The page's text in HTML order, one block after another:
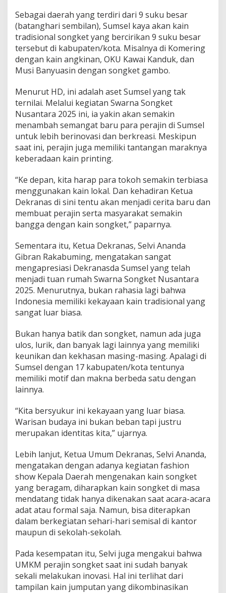
Sebagai daerah yang terdiri dari 9 suku besar
(batanghari sembilan), Sumsel kaya akan kain
tradisional songket yang bercirikan 9 suku besar
tersebut di kabupaten/kota. Misalnya di Komering
dengan kain angkinan, OKU Kawai Kanduk, dan
Musi Banyuasin dengan songket gambo.
Menurut HD, ini adalah aset Sumsel yang tak
ternilai. Melalui kegiatan Swarna Songket
Nusantara 2025 ini, ia yakin akan semakin
menambah semangat baru para perajin di Sumsel
untuk lebih berinovasi dan berkreasi. Meskipun
saat ini, perajin juga memiliki tantangan maraknya
keberadaan kain printing.
“Ke depan, kita harap para tokoh semakin terbiasa
menggunakan kain lokal. Dan kehadiran Ketua
Dekranas di sini tentu akan menjadi cerita baru dan
membuat perajin serta masyarakat semakin
bangga dengan kain songket,” paparnya.
Sementara itu, Ketua Dekranas, Selvi Ananda
Gibran Rakabuming, mengatakan sangat
mengapresiasi Dekranasda Sumsel yang telah
menjadi tuan rumah Swarna Songket Nusantara
2025. Menurutnya, bukan rahasia lagi bahwa
Indonesia memiliki kekayaan kain tradisional yang
sangat luar biasa.
Bukan hanya batik dan songket, namun ada juga
ulos, lurik, dan banyak lagi lainnya yang memiliki
keunikan dan kekhasan masing-masing. Apalagi di
Sumsel dengan 17 kabupaten/kota tentunya
memiliki motif dan makna berbeda satu dengan
lainnya.
“Kita bersyukur ini kekayaan yang luar biasa.
Warisan budaya ini bukan beban tapi justru
merupakan identitas kita,” ujarnya.
Lebih lanjut, Ketua Umum Dekranas, Selvi Ananda,
mengatakan dengan adanya kegiatan fashion
show Kepala Daerah mengenakan kain songket
yang beragam, diharapkan kain songket di masa
mendatang tidak hanya dikenakan saat acara-acara
adat atau formal saja. Namun, bisa diterapkan
dalam berkegiatan sehari-hari semisal di kantor
maupun di sekolah-sekolah.
Pada kesempatan itu, Selvi juga mengakui bahwa
UMKM perajin songket saat ini sudah banyak
sekali melakukan inovasi. Hal ini terlihat dari
tampilan kain jumputan yang dikombinasikan